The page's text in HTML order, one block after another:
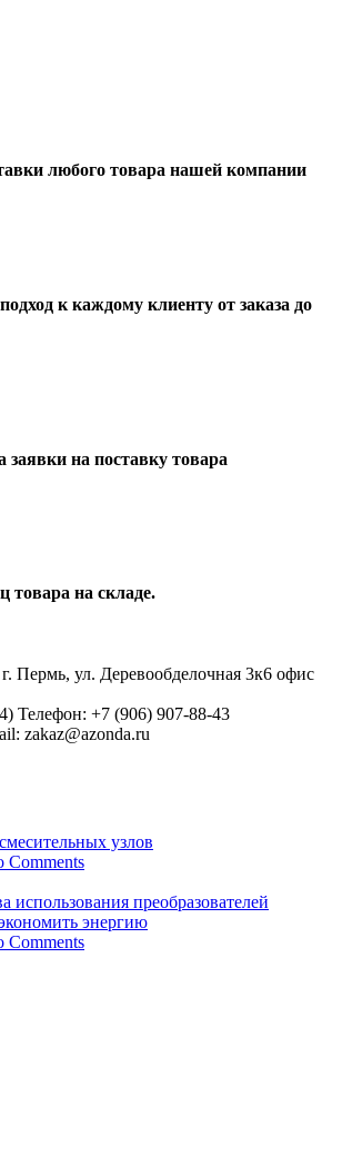
любого товара нашей компании
к каждому клиенту от заказа до
заявки на поставку товара
товара на складе.
г. Пермь, ул. Деревообделочная 3к6 офис
Телефон: +7 (906) 907-88-43
zakaz@azonda.ru
узлов
Comments
использования преобразователей
энергию
Comments